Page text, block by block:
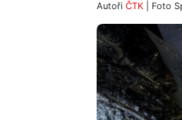
Autoři ČTK | Foto